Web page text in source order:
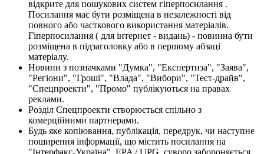
відкрите для пошукових систем гіперпосилання .
Посилання має бути розміщена в незалежності від
повного або часткового використання матеріалів.
Гіперпосилання ( для інтернет - видань) - повинна бути
розміщена в підзаголовку або в першому абзаці
матеріалу.
Новини з позначками "Думка", "Експертиза", "Заява",
"Регіони", "Гроші", "Влада", "Вибори", "Тест-драйв",
"Спецпроекти", "Промо" публікуються на правах
реклами.
Розділ Спецпроекти створюється спільно з
комерційними партнерами.
Будь яке копіювання, публікація, передрук, чи наступне
поширення інформації, що містить посилання на
"Інтерфакс-Україна", EPA / UPG, суворо забороняється.